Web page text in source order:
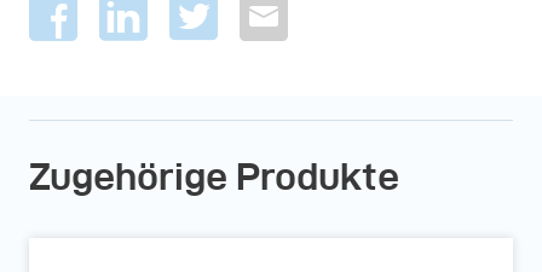
Zugehörige Produkte